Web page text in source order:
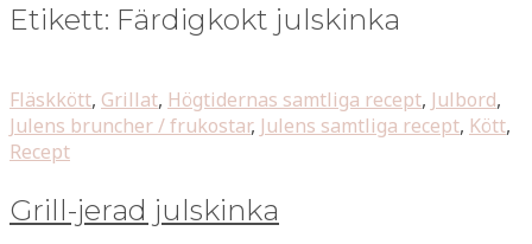
Etikett: Färdigkokt julskinka
Fläskkött, Grillat, Högtidernas samtliga recept, Julbord,
Julens bruncher / frukostar, Julens samtliga recept, Kött,
Recept
Grill-jerad julskinka